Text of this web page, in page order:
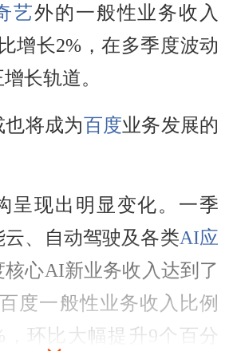
艺外的一般性业务收入
增长2%，在多季度波动
长轨道。
将成为百度业务发展的
呈现出明显变化。一季
云、自动驾驶及各类AI应
心AI新业务收入达到了
度一般性业务收入比例
，环比大幅提升9个百分